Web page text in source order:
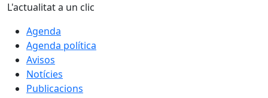
L'actualitat a un clic
Agenda
Agenda política
Avisos
Notícies
Publicacions